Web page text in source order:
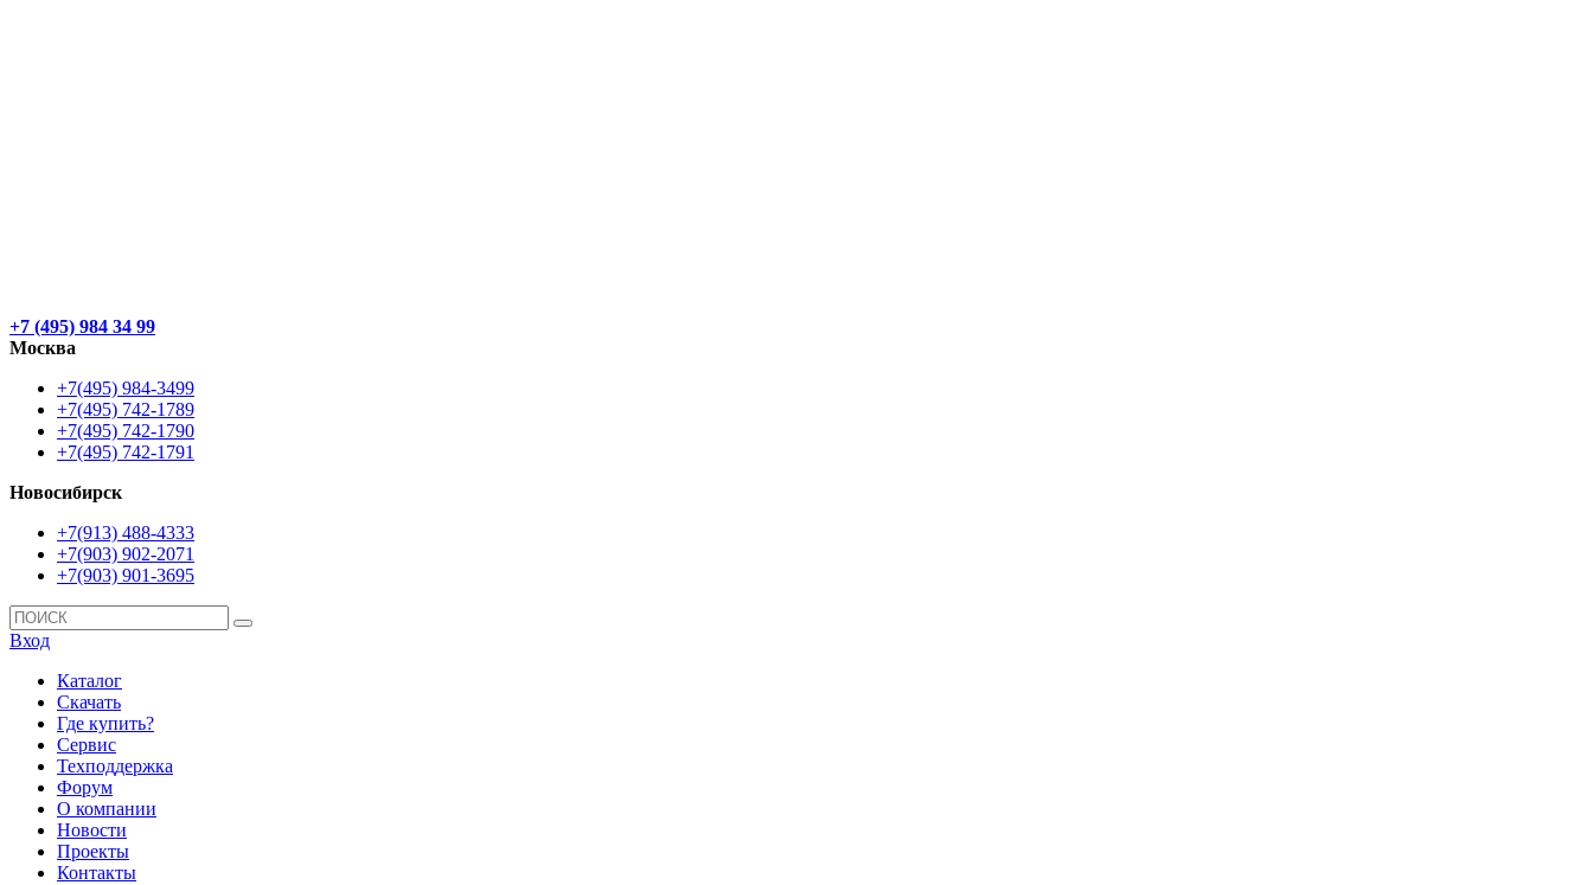
+7 (495) 984 34 99
Москва
+7(495) 984-3499
+7(495) 742-1789
+7(495) 742-1790
+7(495) 742-1791
Новосибирск
+7(913) 488-4333
+7(903) 902-2071
+7(903) 901-3695
Вход
Каталог
Скачать
Где купить?
Сервис
Техподдержка
Форум
О компании
Новости
Проекты
Контакты